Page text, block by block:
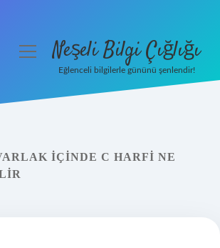
menüyüNeşeli Bilgi Çığlığı
Eğlenceli bilgilerle gününü şenlendir!
IÇINDE C HARFI NE